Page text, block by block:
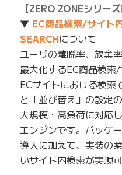
【ZERO ZONEシリー
▼ EC商品検索/サイト
SEARCHについて
ユーザの離脱率、放棄
最大化するEC商品検索/
ECサイトにおける検索
と「並び替え」の設定
大規模・高負荷に対応
エンジンです。パッケ
導入に加えて、実装の
いサイト内検索が実現